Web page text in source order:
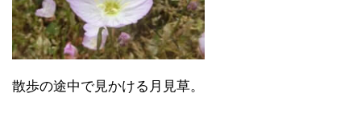
散歩の途中で見かける月見草。